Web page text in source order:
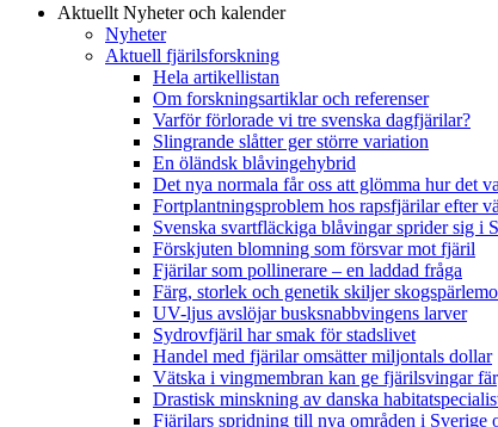
Aktuellt Nyheter och kalender
Nyheter
Aktuell fjärilsforskning
Hela artikellistan
Om forskningsartiklar och referenser
Varför förlorade vi tre svenska dagfjärilar?
Slingrande slåtter ger större variation
En öländsk blåvingehybrid
Det nya normala får oss att glömma hur det
Fortplantningsproblem hos rapsfjärilar efter
Svenska svartfläckiga blåvingar sprider sig i
Förskjuten blomning som försvar mot fjäril
Fjärilar som pollinerare – en laddad fråga
Färg, storlek och genetik skiljer
UV-ljus avslöjar busksnabbvingens larver
Sydrovfjäril har smak för stadslivet
Handel med fjärilar omsätter miljontals dollar
Vätska i vingmembran kan ge fjärilsvingar
Drastisk minskning av danska
Fjärilars spridning till nya områden i Sverige